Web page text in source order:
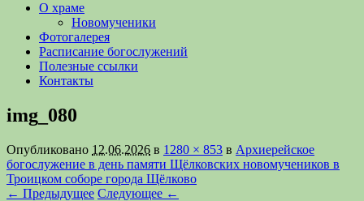
Православной Церкви
О храме
Новомученики
Фотогалерея
Расписание богослужений
Полезные ссылки
Контакты
img_080
Опубликовано 12.06.2026 в 1280 × 853 в Архиерейское
богослужение в день памяти Щёлковских новомучеников в
Троицком соборе города Щёлково
← Предыдущее Следующее ←